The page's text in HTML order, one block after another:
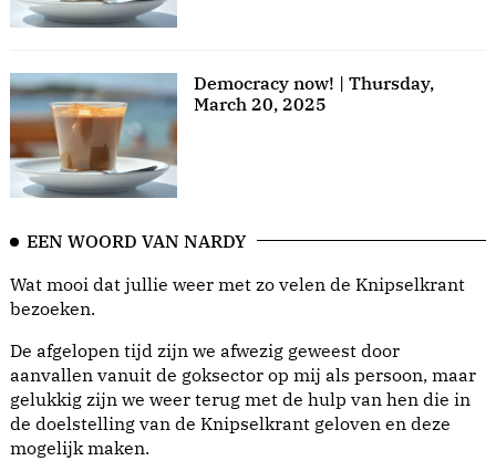
Democracy now! | Thursday,
March 20, 2025
EEN WOORD VAN NARDY
Wat mooi dat jullie weer met zo velen de Knipselkrant
bezoeken.
De afgelopen tijd zijn we afwezig geweest door
aanvallen vanuit de goksector op mij als persoon, maar
gelukkig zijn we weer terug met de hulp van hen die in
de doelstelling van de Knipselkrant geloven en deze
mogelijk maken.